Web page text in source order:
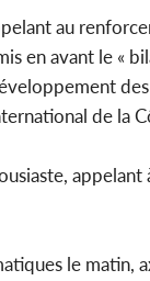
au
en avant le «
de la
le matin,